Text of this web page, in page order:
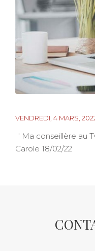
VENDREDI, 4 MARS,
" Ma conseillère au
Carole 18/02/22